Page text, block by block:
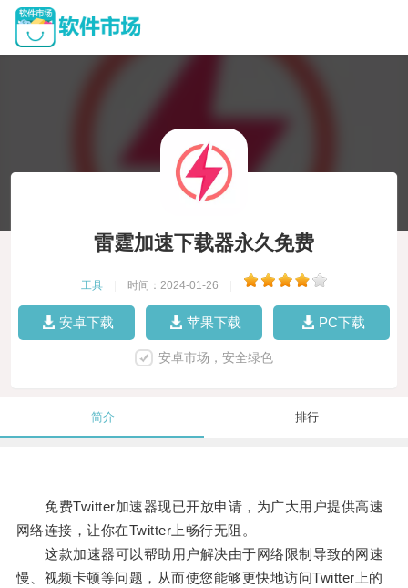
雷霆加速下载器永久免费
工具 时间：2024-01-26
安卓下载 苹果下载 PC下载
安卓市场，安全绿色
简介 排行
免费Twitter加速器现已开放申请，为广大用户提供高速
网络连接，让你在Twitter上畅行无阻。
这款加速器可以帮助用户解决由于网络限制导致的网速
慢、视频卡顿等问题，从而使您能够更快地访问Twitter上的